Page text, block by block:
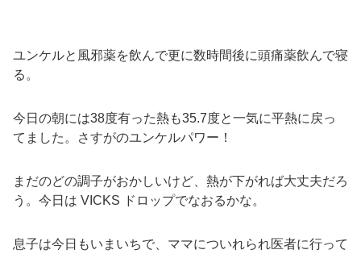
ユンケルと風邪薬を飲んで更に数時間後に頭痛薬飲んで寝
る。
今日の朝には38度有った熱も35.7度と一気に平熱に戻っ
てました。さすがのユンケルパワー！
まだのどの調子がおかしいけど、熱が下がれば大丈夫だろ
う。今日は VICKS ドロップでなおるかな。
息子は今日もいまいちで、ママについれられ医者に行って